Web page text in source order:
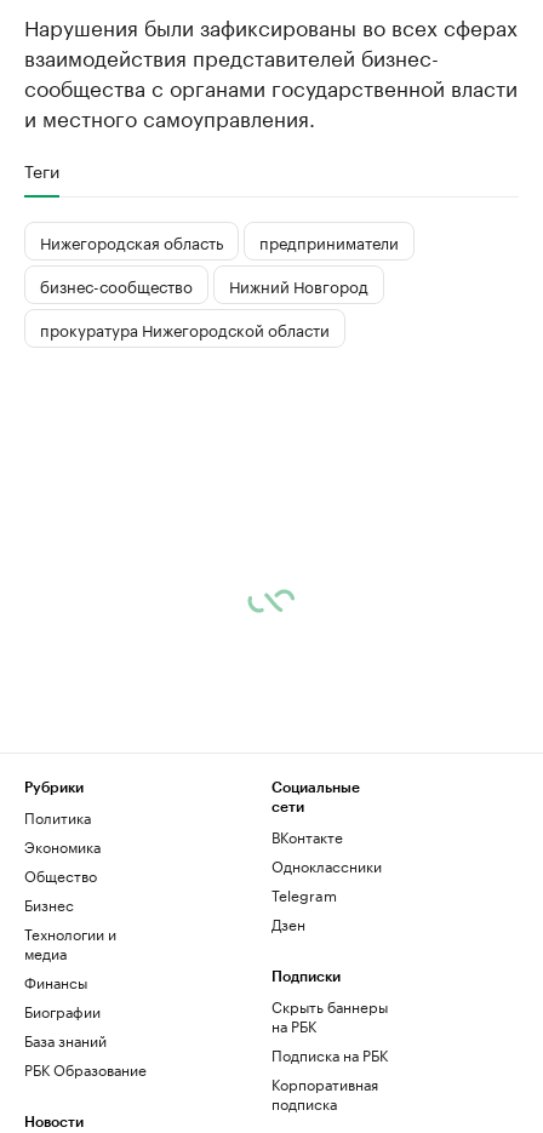
Нарушения были зафиксированы во всех сферах
взаимодействия представителей бизнес-
сообщества с органами государственной власти
и местного самоуправления.
Теги
Нижегородская область
предприниматели
бизнес-сообщество
Нижний Новгород
прокуратура Нижегородской области
Рубрики
Политика
Экономика
Общество
Бизнес
Технологии и
медиа
Финансы
Биографии
База знаний
РБК Образование
Новости
Социальные
сети
ВКонтакте
Одноклассники
Telegram
Дзен
Подписки
Скрыть баннеры
на РБК
Подписка на РБК
Корпоративная
подписка